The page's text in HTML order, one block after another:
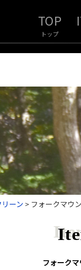
トップ
ーン > フォークマウ
フォーク